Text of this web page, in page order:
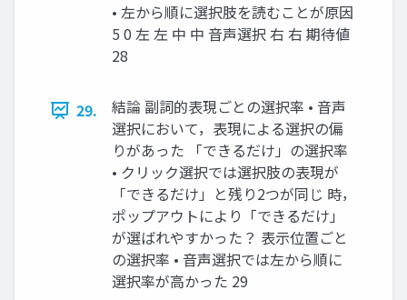
• 左から順に選択肢を読むことが原因
5 0 左 左 中 中 ⾳声選択 右 右 期待値
28
29.
結論 副詞的表現ごとの選択率 • ⾳声
選択において，表現による選択の偏
りがあった 「できるだけ」の選択率
• クリック選択では選択肢の表現が
「できるだけ」と残り2つが同じ 時，
ポップアウトにより「できるだけ」
が選ばれやすかった？ 表⽰位置ごと
の選択率 • ⾳声選択では左から順に
選択率が⾼かった 29